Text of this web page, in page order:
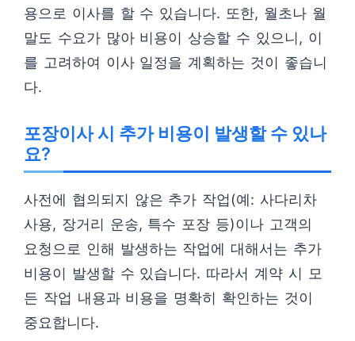
용으로 이사를 할 수 있습니다. 또한, 월초나 월
말도 수요가 많아 비용이 상승할 수 있으니, 이
를 고려하여 이사 일정을 계획하는 것이 좋습니
다.
포장이사 시 추가 비용이 발생할 수 있나
요?
사전에 협의되지 않은 추가 작업(예: 사다리차
사용, 장거리 운송, 특수 포장 등)이나 고객의
요청으로 인해 발생하는 작업에 대해서는 추가
비용이 발생할 수 있습니다. 따라서 계약 시 모
든 작업 내용과 비용을 명확히 확인하는 것이
중요합니다.